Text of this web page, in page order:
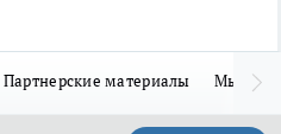
Партнерские материалы Мы в